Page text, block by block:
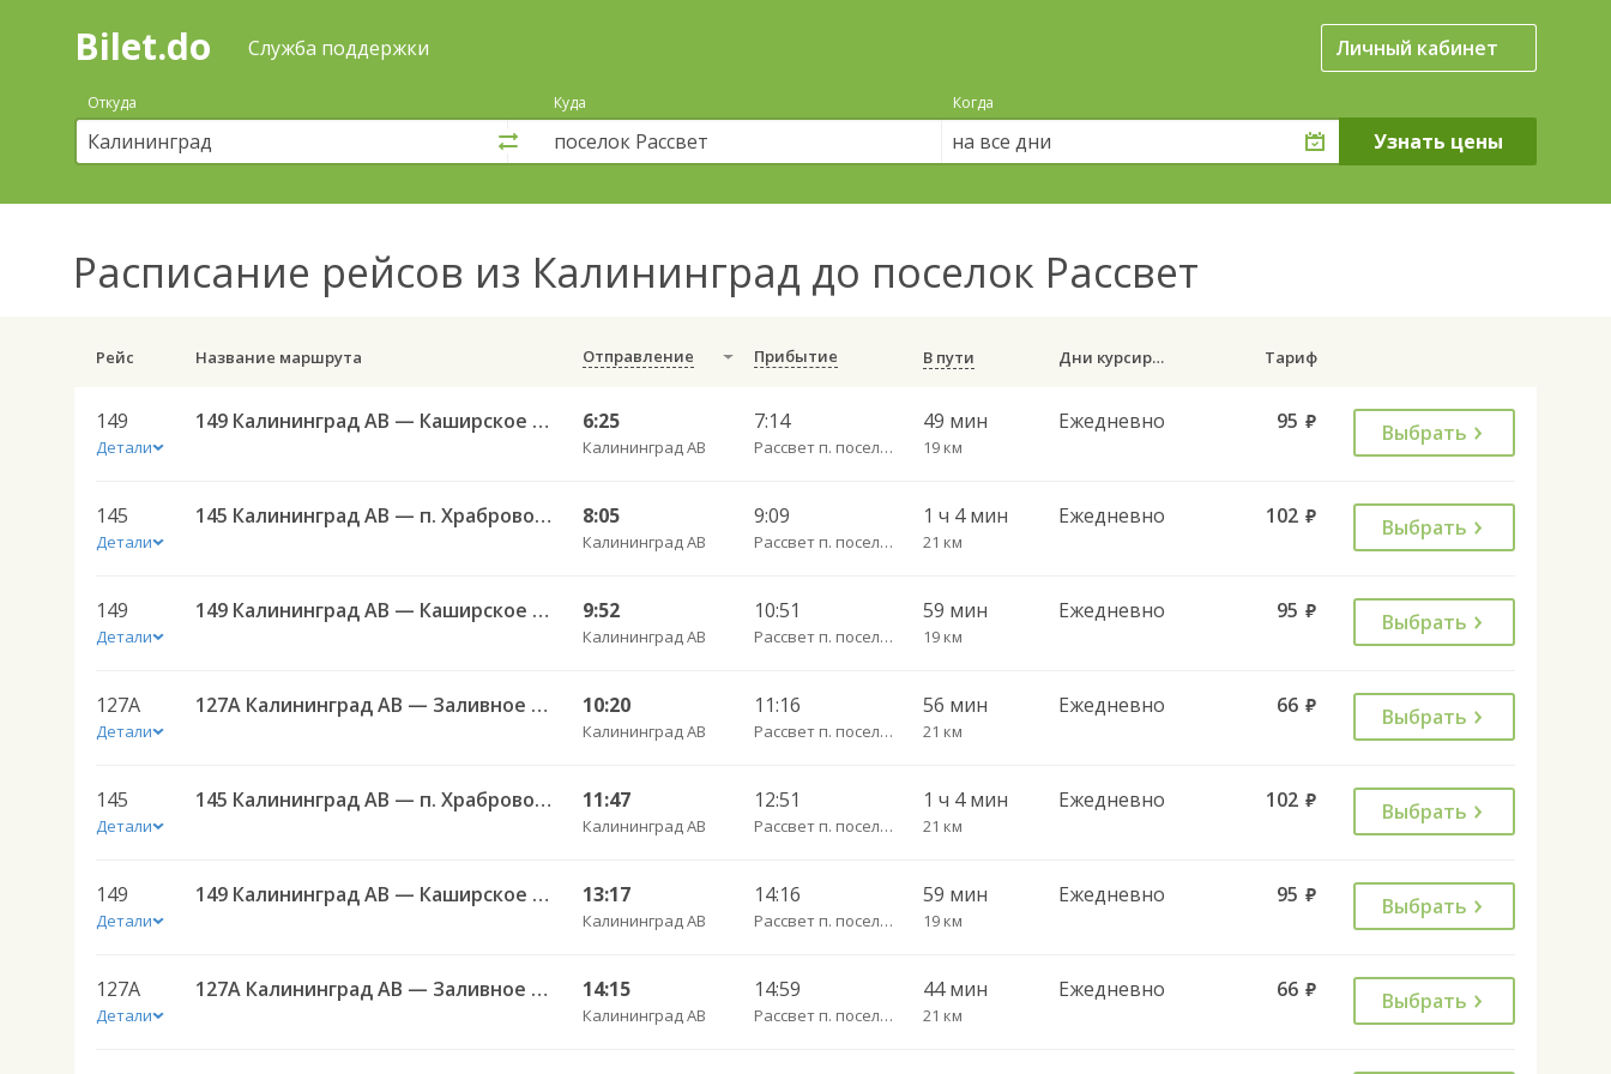
Поиск
покупка
билетов
автобус
онлайн
Bilet.do Служба поддержки Личный кабинет
Откуда Куда Когда
на все дни
Расписание рейсов из Калининград до поселок Рассвет
Рейс Название маршрута Отправление Прибытие В пути Дни курсирования Тариф
149
Детали
149 Калининград АВ — Каширское п. ч/з Рассвет п. , Лазовское п. 6:25
Калининград АВ
7:14
Рассвет п. поселок
49 мин
19 км
Ежедневно 95 руб. Выбрать
145
Детали
145 Калининград АВ — п. Храброво ч/з Рассвет п. , Храброво п. 8:05
Калининград АВ
9:09
Рассвет п. поселок
1 ч 4 мин
21 км
Ежедневно 102 руб. Выбрать
149
Детали
149 Калининград АВ — Каширское п. ч/з Рассвет п. , Лазовское п. 9:52
Калининград АВ
10:51
Рассвет п. поселок
59 мин
19 км
Ежедневно 95 руб. Выбрать
127А
Детали
127А Калининград АВ — Заливное п. ч/з Лазовское п., Маршальское п. 10:20
Калининград АВ
11:16
Рассвет п. поселок
56 мин
21 км
Ежедневно 66 руб. Выбрать
145
Детали
145 Калининград АВ — п. Храброво ч/з Рассвет п. , Храброво п. 11:47
Калининград АВ
12:51
Рассвет п. поселок
1 ч 4 мин
21 км
Ежедневно 102 руб. Выбрать
149
Детали
149 Калининград АВ — Каширское п. ч/з Рассвет п. , Лазовское п. 13:17
Калининград АВ
14:16
Рассвет п. поселок
59 мин
19 км
Ежедневно 95 руб. Выбрать
127А
Детали
127А Калининград АВ — Заливное п. ч/з Лазовское п., Маршальское п. 14:15
Калининград АВ
14:59
Рассвет п. поселок
44 мин
21 км
Ежедневно 66 руб. Выбрать